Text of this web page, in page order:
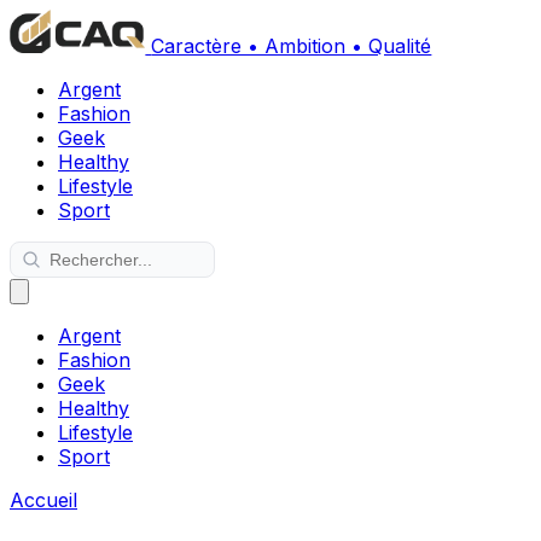
Caractère • Ambition • Qualité
Argent
Fashion
Geek
Healthy
Lifestyle
Sport
Argent
Fashion
Geek
Healthy
Lifestyle
Sport
Accueil